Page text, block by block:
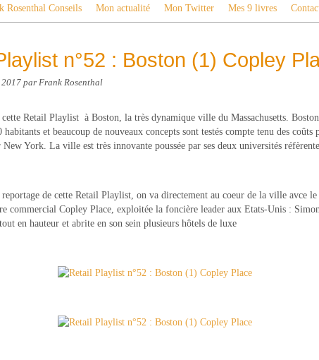
Rosenthal Conseils Mon actualité Mon Twitter Mes 9 livres
n°52 : Boston (1) Copley
2017 par Frank Rosenthal
Retail Playlist à Boston, la très dynamique ville du Massachusetts.
et beaucoup de nouveaux concepts sont testés compte tenu des
York. La ville est très innovante poussée par ses deux universités
de cette Retail Playlist, on va directement au coeur de la ville avce le
commercial Copley Place, exploitée la foncière leader aux Etats-Unis :
en hauteur et abrite en son sein plusieurs hôtels de luxe